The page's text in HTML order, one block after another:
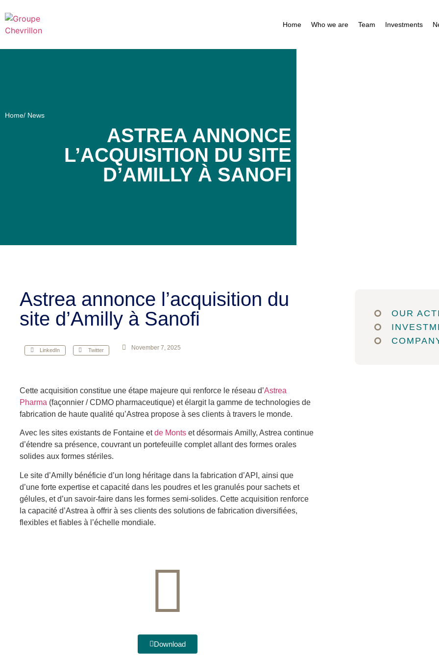
Home Who we are Team Investments
Home/ News
ASTREA ANNONCE
L’ACQUISITION DU SITE
D’AMILLY À SANOFI
Astrea annonce l’acquisition du
site d’Amilly à Sanofi
LinkedIn Twitter November 7, 2025
Cette acquisition constitue une étape majeure qui renforce le réseau d’Astrea
Pharma (façonnier / CDMO pharmaceutique) et élargit la gamme de technologies de
fabrication de haute qualité qu’Astrea propose à ses clients à travers le monde.
Avec les sites existants de Fontaine etde Monts et désormais Amilly, Astrea continue
d’étendre sa présence, couvrant un portefeuille complet allant des formes orales
solides aux formes stériles.
Le site d’Amilly bénéficie d’un long héritage dans la fabrication d’API, ainsi que
d’une forte expertise et capacité dans les poudres et les granulés pour sachets et
gélules, et d’un savoir-faire dans les formes semi-solides. Cette acquisition renforce
la capacité d’Astrea à offrir à ses clients des solutions de fabrication diversifiées,
flexibles et fiables à l’échelle mondiale.
Download
OUR